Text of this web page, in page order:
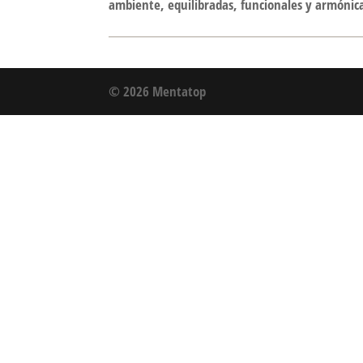
ambiente, equilibradas, funcionales y
© 2026 Mentatop